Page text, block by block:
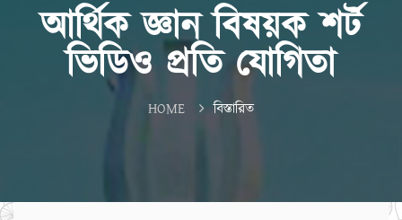
আর্থিক জ্ঞান বিষয়ক শর্ট
ভিডিও প্রতি যোগিতা
HOME বিস্তারিত